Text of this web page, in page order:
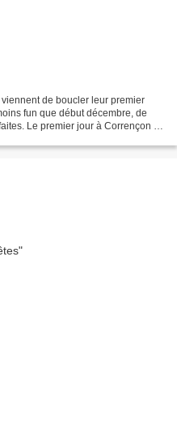
de boucler leur premier
fun que début décembre, de
Le premier jour à Corrençon à